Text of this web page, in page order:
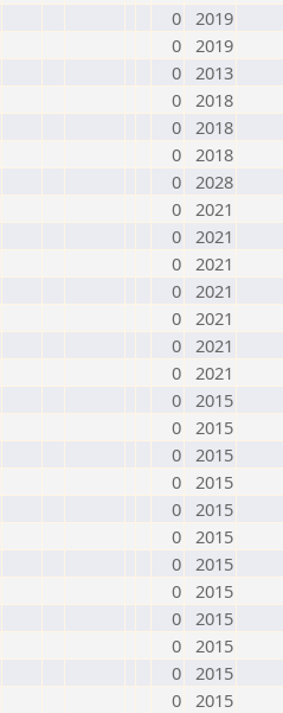
0 2019
0 2019
0 2013
0 2018
0 2018
0 2018
0 2028
0 2021
0 2021
0 2021
0 2021
0 2021
0 2021
0 2021
0 2015
0 2015
0 2015
0 2015
0 2015
0 2015
0 2015
0 2015
0 2015
0 2015
0 2015
0 2015